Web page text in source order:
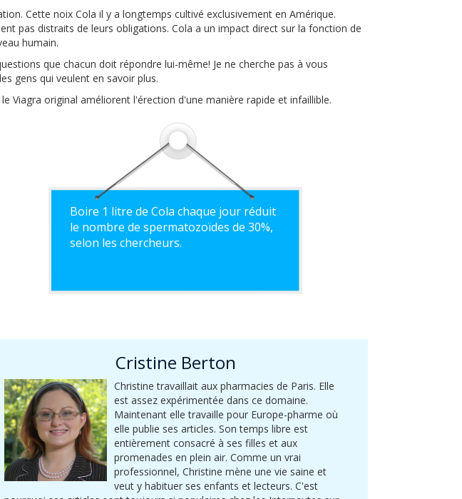
Cette noix Cola il y a longtemps cultivé exclusivement en Amérique.
pas distraits de leurs obligations. Cola a un impact direct sur la fonction de
humain.
que chacun doit répondre lui-même! Je ne cherche pas à vous
gens qui veulent en savoir plus.
Viagra original améliorent l'érection d'une manière rapide et infaillible.
Boire 1 litre de Cola chaque jour réduit
le nombre de spermatozoïdes de 30%,
selon les chercheurs.
Cristine Berton
Christine travaillait aux pharmacies de Paris. Elle
est assez expérimentée dans ce domaine.
Maintenant elle travaille pour Europe-pharme où
elle publie ses articles. Son temps libre est
entièrement consacré à ses filles et aux
promenades en plein air. Comme un vrai
professionnel, Christine mène une vie saine et
veut y habituer ses enfants et lecteurs. C'est